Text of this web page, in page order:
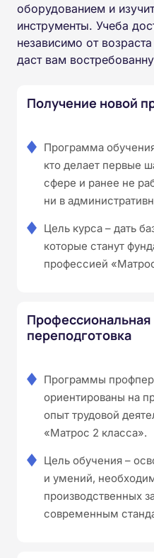
оборудованием и
инструменты. Учеба
независимо от
даст вам
Получение новой
Программа
кто делает первые
сфере и ранее не
ни в
Цель курса – дать
которые станут
профессией
Профессиональная
переподготовка
Программы
ориентированы на
опыт трудовой
«Матрос 2 класса».
Цель обучения –
и умений,
производственных
современным